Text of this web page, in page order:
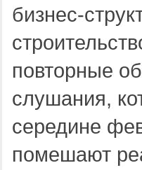
бизнес-
повторные
слушания,
середине
помешают